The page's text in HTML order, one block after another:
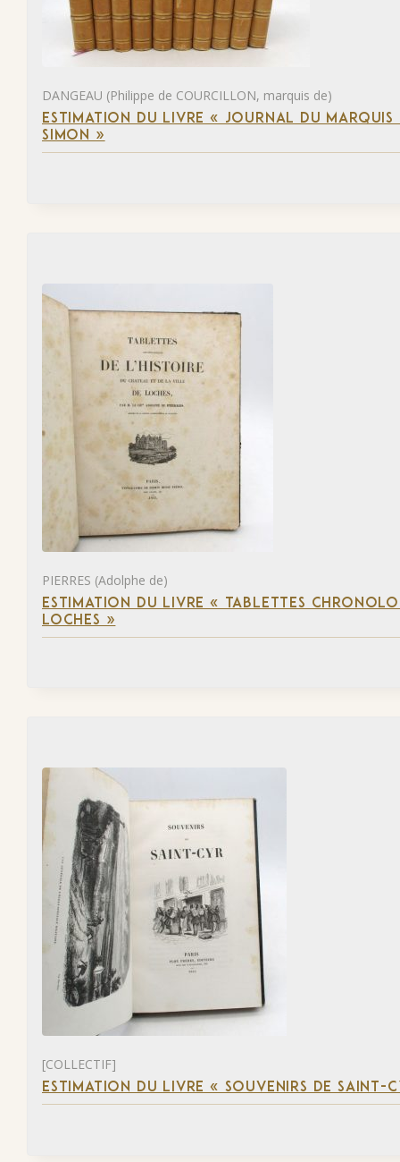
DANGEAU (Philippe de COURCILLON, marquis de)
ESTIMATION DU LIVRE « JOURNAL DU
SIMON »
PIERRES (Adolphe de)
ESTIMATION DU LIVRE « TABLETTES
LOCHES »
[COLLECTIF]
ESTIMATION DU LIVRE « SOUVENIRS DE SAINT-